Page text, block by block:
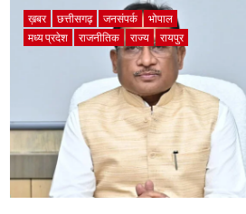
ख़बर छत्तीसगढ़ जनसंपर्क
भोपाल
मध्य प्रदेश
राजनीतिक राज्य रायपुर